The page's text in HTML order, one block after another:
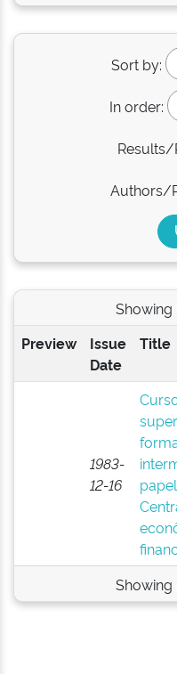
Sort by:
In order:
Results/
Authors/
Showing
Preview
Issue
Date
Title
1983-
12-16
Showing